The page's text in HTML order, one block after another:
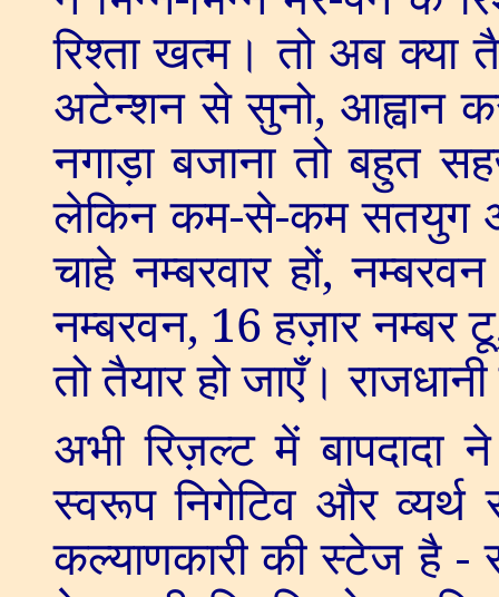
रिश्ता खत्म। तो अब क्या
अटेन्शन से सुनो,आह्वान
नगाड़ा बजाना तो बहुत
लेकिन कम-से-कम सतयुग
चाहे नम्बरवार हों,
नम्बरवन, 16हज़ार नम्बर टू
तो तैयार हो जाएँ।
अभी रिज़ल्ट में बापदादा
स्वरूप निगेटिव और व्यर्थ
कल्याणकारी की स्टेज है -